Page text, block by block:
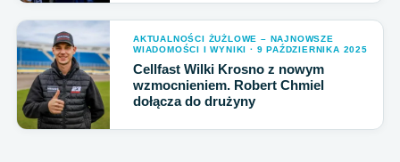
AKTUALNOŚCI ŻUŻLOWE – NAJNOWSZE
WIADOMOŚCI I WYNIKI · 9 PAŹDZIERNIKA 2025
Cellfast Wilki Krosno z nowym
wzmocnieniem. Robert Chmiel
dołącza do drużyny